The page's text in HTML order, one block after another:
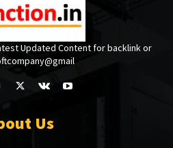
Updated Content for backlink or
Us